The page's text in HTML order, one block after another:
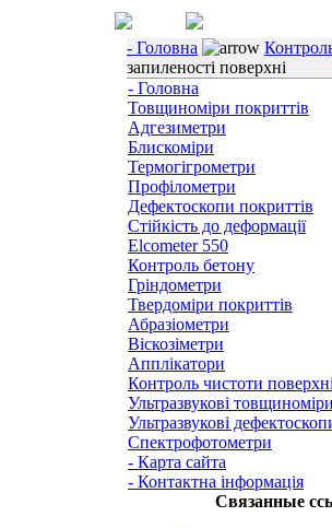
- Головна
запиленості поверхні
- Головна
Товщиноміри покриттів
Адгезиметри
Блискоміри
Термогігрометри
Профілометри
Дефектоскопи покриттів
Стійкість до деформації
Elcometer 550
Контроль бетону
Гріндометри
Твердоміри покриттів
Абразіометри
Віскозіметри
Апплікатори
Контроль чистоти поверхні
Ультразвукові товщиноміри
Ультразвукові
Спектрофотометри
- Карта сайта
- Контактна інформація
Связанные